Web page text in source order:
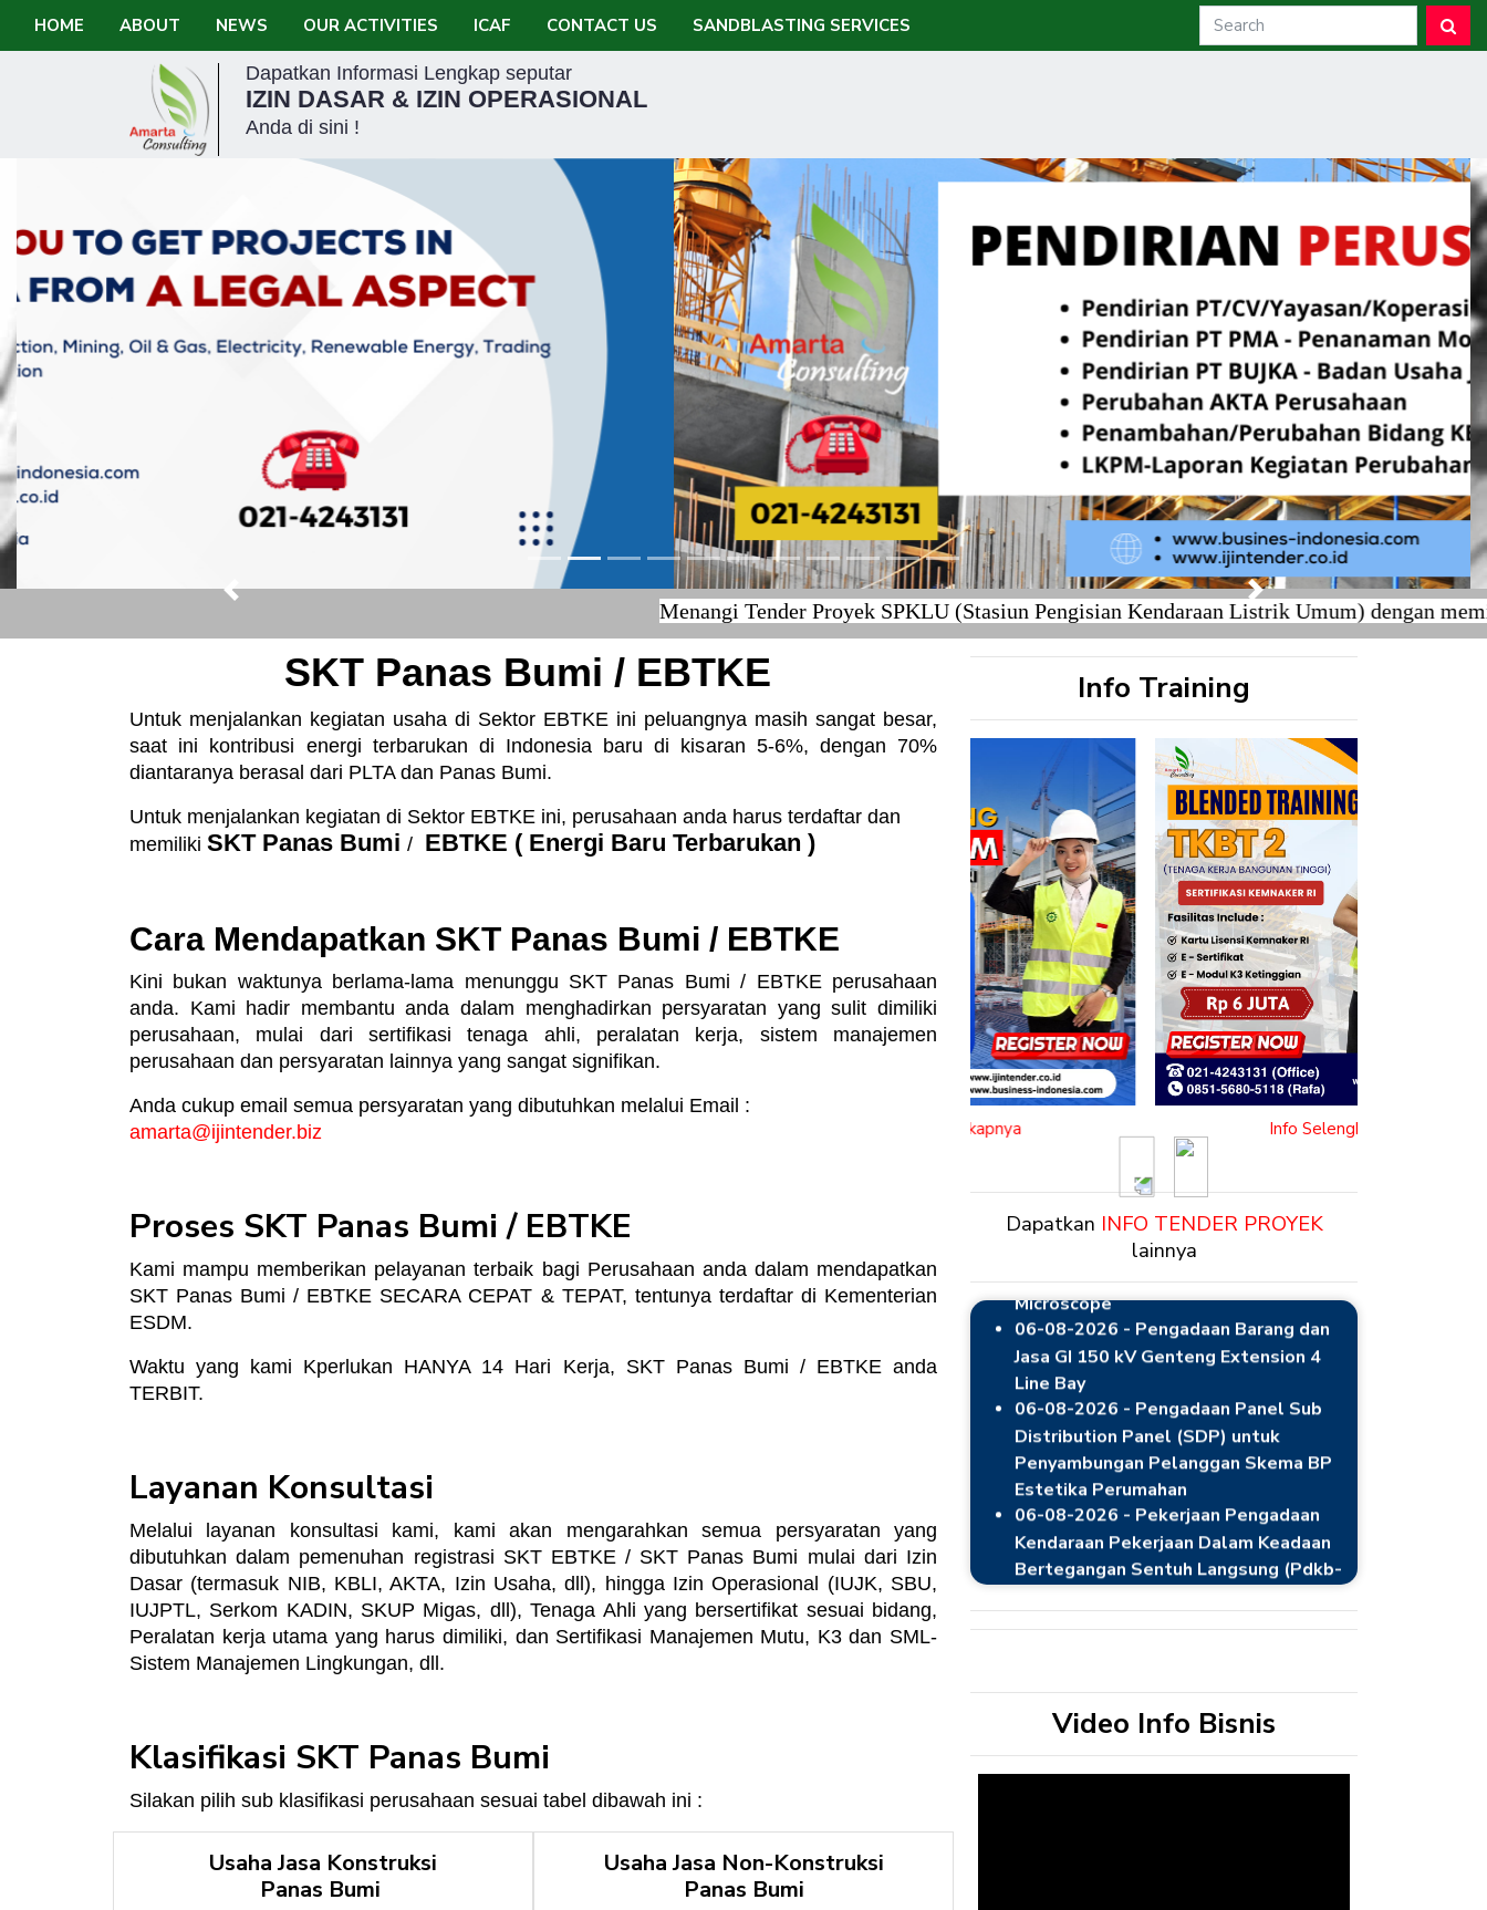
HOME ABOUT NEWS OUR ACTIVITIES ICAF CONTACT US SANDBLASTING SERVICES
Dapatkan Informasi Lengkap seputar
IZIN DASAR & IZIN OPERASIONAL
Anda di sini !
Previous Next
Menangi Tender Proyek SPKLU (Stasiun Pengisian Kendaraan Listrik Umum) dengan memiliki
SKT Panas Bumi / EBTKE
Untuk menjalankan kegiatan usaha di Sektor EBTKE ini peluangnya masih sangat besar,
saat ini kontribusi energi terbarukan di Indonesia baru di kisaran 5-6%, dengan 70%
diantaranya berasal dari PLTA dan Panas Bumi.
Untuk menjalankan kegiatan di Sektor EBTKE ini, perusahaan anda harus terdaftar dan
memiliki SKT Panas Bumi / EBTKE ( Energi Baru Terbarukan )
Cara Mendapatkan SKT Panas Bumi / EBTKE
Kini bukan waktunya berlama-lama menunggu SKT Panas Bumi / EBTKE perusahaan
anda. Kami hadir membantu anda dalam menghadirkan persyaratan yang sulit dimiliki
perusahaan, mulai dari sertifikasi tenaga ahli, peralatan kerja, sistem manajemen
perusahaan dan persyaratan lainnya yang sangat signifikan.
Anda cukup email semua persyaratan yang dibutuhkan melalui Email :
amarta@ijintender.biz
Proses SKT Panas Bumi / EBTKE
Kami mampu memberikan pelayanan terbaik bagi Perusahaan anda dalam mendapatkan
SKT Panas Bumi / EBTKE SECARA CEPAT & TEPAT, tentunya terdaftar di Kementerian
ESDM.
Waktu yang kami Kperlukan HANYA 14 Hari Kerja, SKT Panas Bumi / EBTKE anda
TERBIT.
Layanan Konsultasi
Melalui layanan konsultasi kami, kami akan mengarahkan semua persyaratan yang
dibutuhkan dalam pemenuhan registrasi SKT EBTKE / SKT Panas Bumi mulai dari Izin
Dasar (termasuk NIB, KBLI, AKTA, Izin Usaha, dll), hingga Izin Operasional (IUJK, SBU,
IUJPTL, Serkom KADIN, SKUP Migas, dll), Tenaga Ahli yang bersertifikat sesuai bidang,
Peralatan kerja utama yang harus dimiliki, dan Sertifikasi Manajemen Mutu, K3 dan SML-
Sistem Manajemen Lingkungan, dll.
Klasifikasi SKT Panas Bumi
Silakan pilih sub klasifikasi perusahaan sesuai tabel dibawah ini :
Usaha Jasa Konstruksi
Panas Bumi
Usaha Jasa Non-Konstruksi
Panas Bumi
Info Training
Previous
Dapatkan INFO TENDER PROYEK
lainnya
06-08-2026 - Usulan Jasa Penggantian
Struktur Crane Water Intake 10 Ton
06-08-2026 - Pengadaan Portable
06-08-2026 - Pengadaan Barang dan
Jasa GI 150 kV Genteng Extension 4
Line Bay
06-08-2026 - Pengadaan Panel Sub
Distribution Panel (SDP) untuk
Penyambungan Pelanggan Skema BP
Estetika Perumahan
06-08-2026 - Pekerjaan Pengadaan
Kendaraan Pekerjaan Dalam Keadaan
Bertegangan Sentuh Langsung (Pdkb-
Sl)
06-08-2026 - Extension Trafo Ke-5 GI
06-08-2026 - Jasa Perbaikan Instalasi
Pemeliharaan ROW UPT Palu
Video Info Bisnis